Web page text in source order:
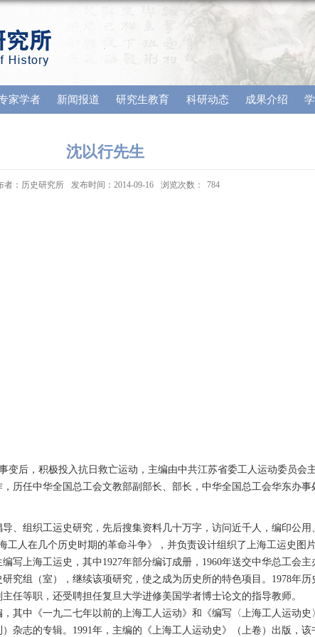
家学者 新闻报道 研究生教育 科研动态 成果介绍
沈以行先生
者：历史研究所 发布时间：2014-09-16 浏览次数： 784
后，积极投入抗日救亡运动，主编由中共江苏省委工人运动委员会
历任中华全国总工会文教部副部长、部长，中华全国总工会华东办
组织工运史研究，先后搜集资料几十万字，访问近千人，编印公用
人在几个历史时期的革命斗争》，并负责设计组织了上海工运史图
写上海工运史，其中1927年部分编订成册，1960年送交中华总工会
究组（室），继续该项研究，使之成为历史所的特色项目。1978年
任等职，还受聘担任复旦大学进修美国学者博士论文的指导教师。
中《一九二七年以前的上海工人运动》和《编写〈上海工人运动史
杂志的专辑。1991年，主编的《上海工人运动史》（上卷）出版，